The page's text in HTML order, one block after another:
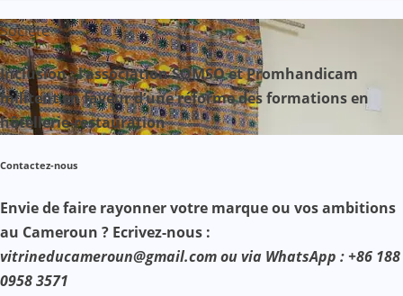
Société
Inclusion : l’association SOMSO et Promhandicam
militent en faveur d’une réforme des formations en
hôtellerie-restauration
Contactez-nous
Envie de faire rayonner votre marque ou vos ambitions
au Cameroun ? Ecrivez-nous :
vitrineducameroun@gmail.com ou via WhatsApp : +86 188
0958 3571